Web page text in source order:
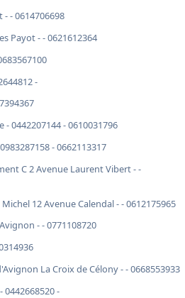
- - 0614706698
Payot - - 0621612364
-
- 0442207144 - 0610031796
- 0662113317
C 2 Avenue Laurent Vibert - -
12 Avenue Calendal - - 0612175965
- - 0771108720
La Croix de Célony - - 0668553933
0442668520 -